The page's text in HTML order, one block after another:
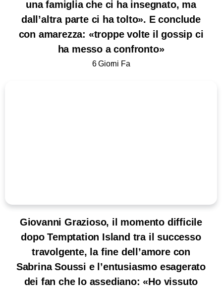
una famiglia che ci ha insegnato, ma
dall’altra parte ci ha tolto». E conclude
con amarezza: «troppe volte il gossip ci
ha messo a confronto»
6 Giorni Fa
Giovanni Grazioso, il momento difficile
dopo Temptation Island tra il successo
travolgente, la fine dell’amore con
Sabrina Soussi e l’entusiasmo esagerato
dei fan che lo assediano: «Ho vissuto